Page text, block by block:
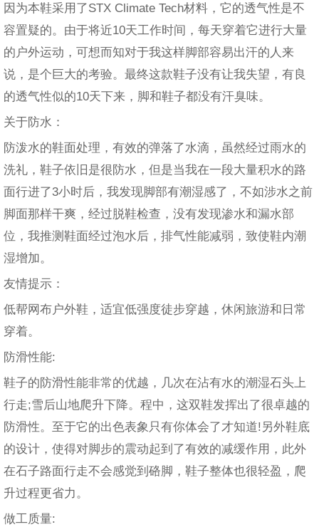
因为本鞋采用了STX Climate Tech材料，它的透气性是不
容置疑的。由于将近10天工作时间，每天穿着它进行大量
的户外运动，可想而知对于我这样脚部容易出汗的人来
说，是个巨大的考验。最终这款鞋子没有让我失望，有良
的透气性似的10天下来，脚和鞋子都没有汗臭味。
关于防水：
防泼水的鞋面处理，有效的弹落了水滴，虽然经过雨水的
洗礼，鞋子依旧是很防水，但是当我在一段大量积水的路
面行进了3小时后，我发现脚部有潮湿感了，不如涉水之前
脚面那样干爽，经过脱鞋检查，没有发现渗水和漏水部
位，我推测鞋面经过泡水后，排气性能减弱，致使鞋内潮
湿增加。
友情提示：
低帮网布户外鞋，适宜低强度徒步穿越，休闲旅游和日常
穿着。
防滑性能:
鞋子的防滑性能非常的优越，几次在沾有水的潮湿石头上
行走;雪后山地爬升下降。程中，这双鞋发挥出了很卓越的
防滑性。至于它的出色表象只有你体会了才知道!另外鞋底
的设计，使得对脚步的震动起到了有效的减缓作用，此外
在石子路面行走不会感觉到硌脚，鞋子整体也很轻盈，爬
升过程更省力。
做工质量: